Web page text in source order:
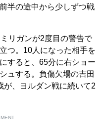
半の途中から少しずつ戦
リガンが2度目の警告で
つ。10人になった相手を
すると、65分に右ショー
ュする。負傷欠場の吉田
が、ヨルダン戦に続いて2